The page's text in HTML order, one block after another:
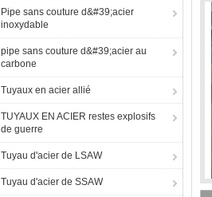
Pipe sans couture d&#39;acier
inoxydable
pipe sans couture d&#39;acier au
carbone
Tuyaux en acier allié
TUYAUX EN ACIER restes explosifs
de guerre
Tuyau d'acier de LSAW
Tuyau d'acier de SSAW